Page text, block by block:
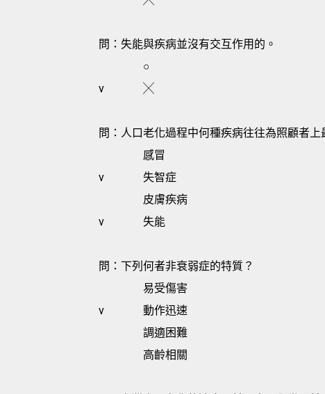
問：失能與疾病並沒有交互作用的。
○
v
╳
問：人口老化過程中何種疾病往往為照顧者上
感冒
v
失智症
皮膚疾病
v
失能
問：下列何者非衰弱症的特質？
易受傷害
v
動作迅速
調適困難
高齡相關